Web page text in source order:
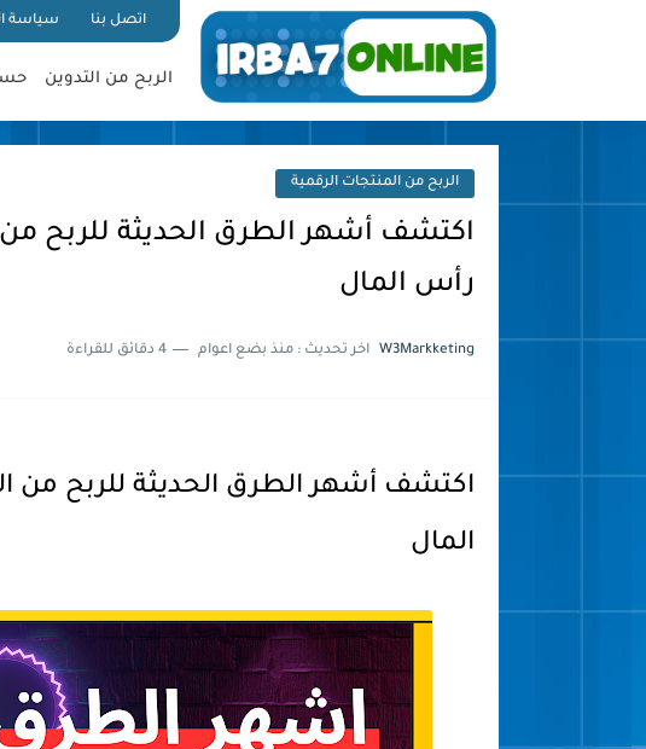
اتصل بنا سياسة
الربح من التدوين
الربح من المنتجات الرقمية
اكتشف أشهر الطرق الحديثة للربح
رأس المال
W3Markketing اخر تحديث : منذ بضع اعوام 4 دقائق للقراءة
اكتشف أشهر الطرق الحديثة للربح
المال